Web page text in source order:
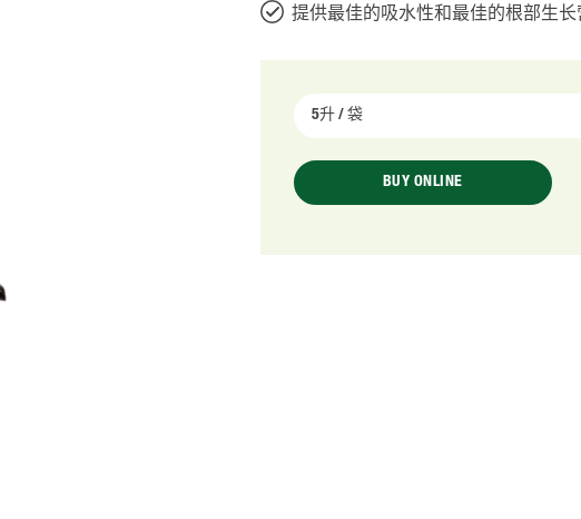
提供最佳的吸水性和最佳的根部生
BUY ONLINE